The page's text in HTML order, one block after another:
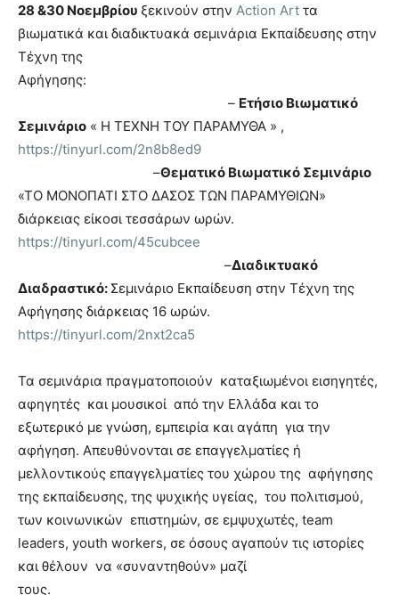
28 &30 Νοεμβρίου ξεκινούν στην Action Art τα
βιωματικά και διαδικτυακά σεμινάρια Εκπαίδευσης στην
Τέχνη της
Αφήγησης:
– Ετήσιο Βιωματικό
Σεμινάριο « Η ΤΕΧΝΗ ΤΟΥ ΠΑΡΑΜΥΘΑ » ,
https://tinyurl.com/2n8b8ed9
–Θεματικό Βιωματικό Σεμινάριο
«ΤΟ ΜΟΝΟΠΑΤΙ ΣΤΟ ΔΑΣΟΣ ΤΩΝ ΠΑΡΑΜΥΘΙΩΝ»
διάρκειας είκοσι τεσσάρων ωρών.
https://tinyurl.com/45cubcee
–Διαδικτυακό
Διαδραστικό: Σεμινάριο Εκπαίδευση στην Τέχνη της
Αφήγησης διάρκειας 16 ωρών.
https://tinyurl.com/2nxt2ca5
Τα σεμινάρια πραγματοποιούν καταξιωμένοι εισηγητές,
αφηγητές και μουσικοί από την Ελλάδα και το
εξωτερικό με γνώση, εμπειρία και αγάπη για την
αφήγηση. Απευθύνονται σε επαγγελματίες ή
μελλοντικούς επαγγελματίες του χώρου της αφήγησης
της εκπαίδευσης, της ψυχικής υγείας, του πολιτισμού,
των κοινωνικών επιστημών, σε εμψυχωτές, team
leaders, youth workers, σε όσους αγαπούν τις ιστορίες
και θέλουν να «συναντηθούν» μαζί
τους.